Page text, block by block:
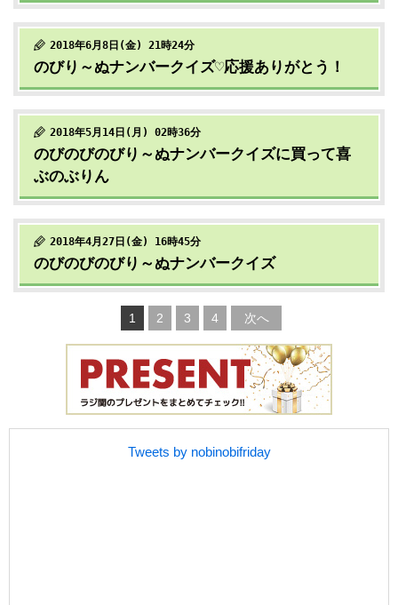
2018年6月8日(金) 21時24分
のびり～ぬナンバークイズ♡応援ありがとう！
2018年5月14日(月) 02時36分
のびのびのびり～ぬナンバークイズに買って喜
ぶのぶりん
2018年4月27日(金) 16時45分
のびのびのびり～ぬナンバークイズ
1 2 3 4 次へ
Tweets by nobinobifriday